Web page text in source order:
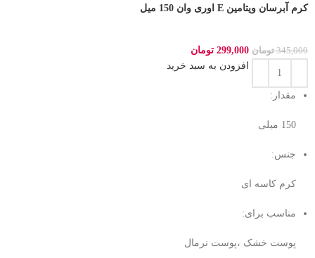
کرم آبرسان ویتامین E اوری وان 150 میل
345,000 تومان 299,000 تومان
افزودن به سبد خرید
مقدار:
150 میلی‌
جنس:
کرم کاسه ای
مناسب برای:
پوست خشک ،پوست نرمال